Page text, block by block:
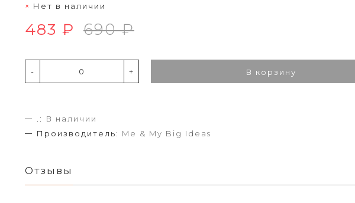
Нет в наличии
483 ₽ 690 ₽
- + В корзину
.:
В наличии
Производитель: Me & My Big Ideas
Отзывы